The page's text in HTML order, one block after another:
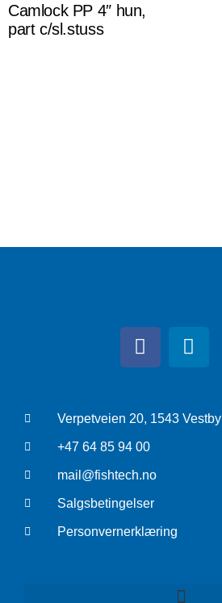
Camlock PP 4″ hun,
part c/sl.stuss
Verpetveien 20, 1543 Vestby
+47 64 85 94 00
mail@fishtech.no
Salgsbetingelser
Personvernerklæring